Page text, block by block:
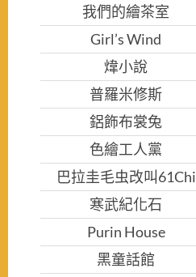
我們的繪茶室
Girl’s Wind
煒小說
普羅米修斯
鋁飾布裳兔
色繪工人黨
巴拉圭毛虫改叫61Chi
寒武紀化石
Purin House
黑童話館